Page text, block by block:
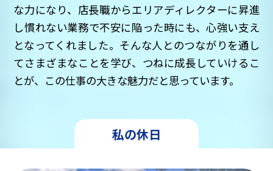
な力になり、店長職からエリアディレクターに昇進
し慣れない業務で不安に陥った時にも、心強い支え
となってくれました。そんな人とのつながりを通し
てさまざまなことを学び、つねに成長していけるこ
とが、この仕事の大きな魅力だと思っています。
私の休日